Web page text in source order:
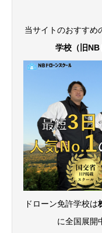
当サイトのおすすめ
学校（旧NB
ドローン免許学校は
に全国展開